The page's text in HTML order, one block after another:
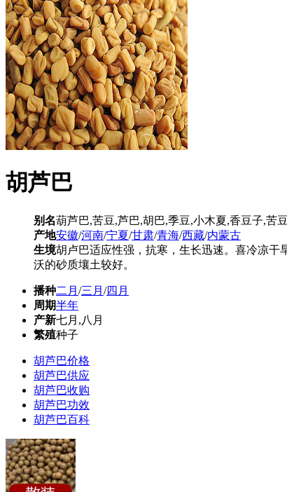
胡芦巴
别名葫芦巴,苦豆,芦巴,胡巴,季豆,小木夏,香豆子,苦
产地安徽/河南/宁夏/甘肃/青海/西藏/内蒙古
生境胡卢巴适应性强，抗寒，生长迅速。喜冷凉干
沃的砂质壤土较好。
播种二月 /三月 /四月
周期半年
产新七月,八月
繁殖种子
胡芦巴价格
胡芦巴供应
胡芦巴收购
胡芦巴功效
胡芦巴百科